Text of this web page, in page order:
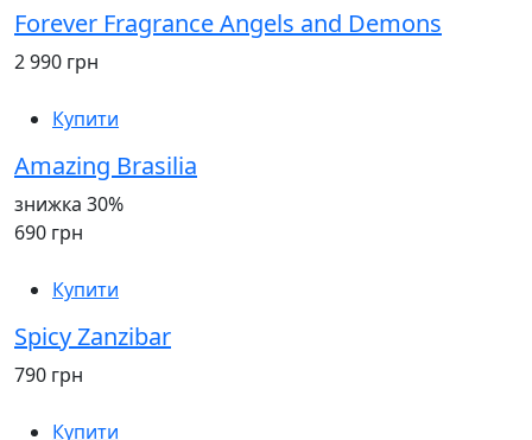
Forever Fragrance Angels and Demons
2 990 грн
Купити
Amazing Brasilia
знижка 30%
690 грн
Купити
Spicy Zanzibar
790 грн
Купити